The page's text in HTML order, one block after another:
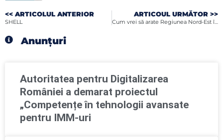
<< ARTICOLUL ANTERIOR
SHELL
ARTICOUL URMĂTOR >>
Cum vrei să arate Regiunea Nord-Est în 2030? Vino să conturăm împreună direcțiile de dezvoltare ale Regiunii!
Anunțuri
Autoritatea pentru Digitalizarea
României a demarat proiectul
„Competențe în tehnologii avansate
pentru IMM-uri